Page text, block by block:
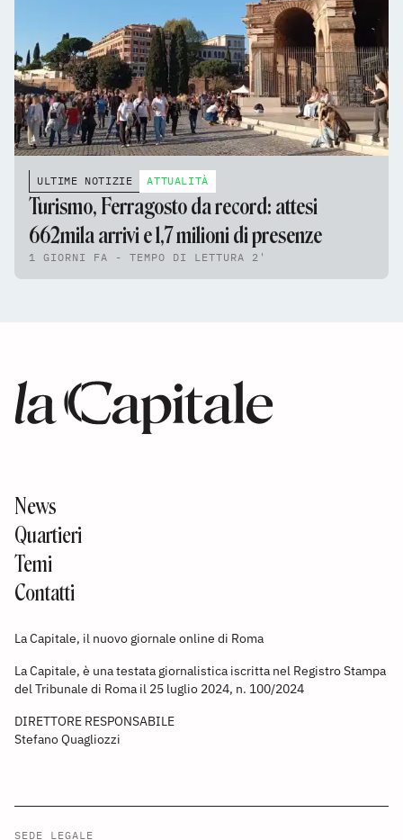
ULTIME NOTIZIE ATTUALITÀ
Turismo, Ferragosto da record: attesi
662mila arrivi e 1,7 milioni di presenze
1 GIORNI FA - TEMPO DI LETTURA 2'
News
Quartieri
Temi
Contatti
La Capitale, il nuovo giornale online di Roma
La Capitale, è una testata giornalistica iscritta nel Registro Stampa
del Tribunale di Roma il 25 luglio 2024, n. 100/2024
DIRETTORE RESPONSABILE
Stefano Quagliozzi
SEDE LEGALE